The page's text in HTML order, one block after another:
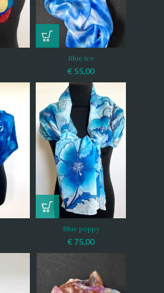
Blue ice
€ 55,00
Blue poppy
€ 75,00